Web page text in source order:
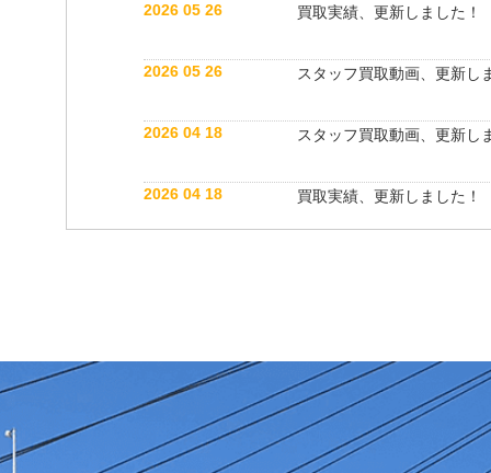
2026 05 26 買取実績、更新しました！
2026 05 26 スタッフ買取動画、更新し
2026 04 18 スタッフ買取動画、更新し
2026 04 18 買取実績、更新しました！
2025 05 22 スタッフ紹介動画、更新し
2025 05 22 買取実績、更新しました！